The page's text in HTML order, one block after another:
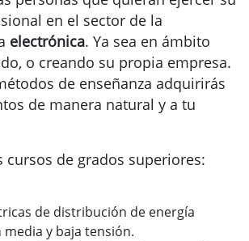
en el sector de la
electrónica. Ya sea en ámbito
o creando su propia empresa.
de enseñanza adquirirás
de manera natural y a tu
cursos de grados superiores:
de distribución de energía
media y baja tensión.